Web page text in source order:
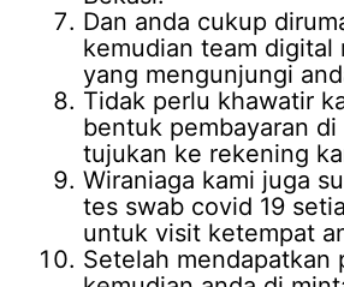
Dan anda cukup
kemudian team digital
yang mengunjungi
Tidak perlu khawatir
bentuk pembayaran
tujukan ke rekening
Wiraniaga kami juga
tes swab covid 19
untuk visit ketempat
Setelah mendapatkan